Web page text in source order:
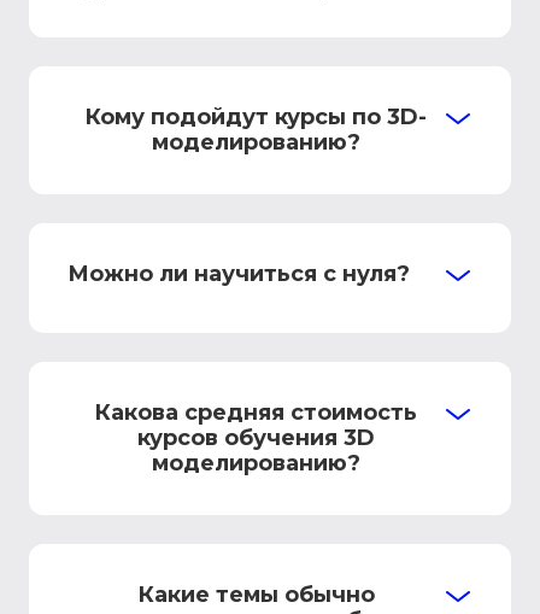
Кому подойдут курсы по 3D-
моделированию?
Можно ли научиться с нуля?
Какова средняя стоимость
курсов обучения 3D
моделированию?
Какие темы обычно